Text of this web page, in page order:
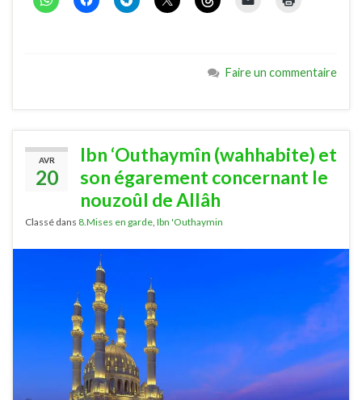
Faire un commentaire
AVR
20
Ibn ‘Outhaymîn (wahhabite) et
son égarement concernant le
nouzoûl de Allâh
Classé dans 8.Mises en garde Ibn 'Outhaymin